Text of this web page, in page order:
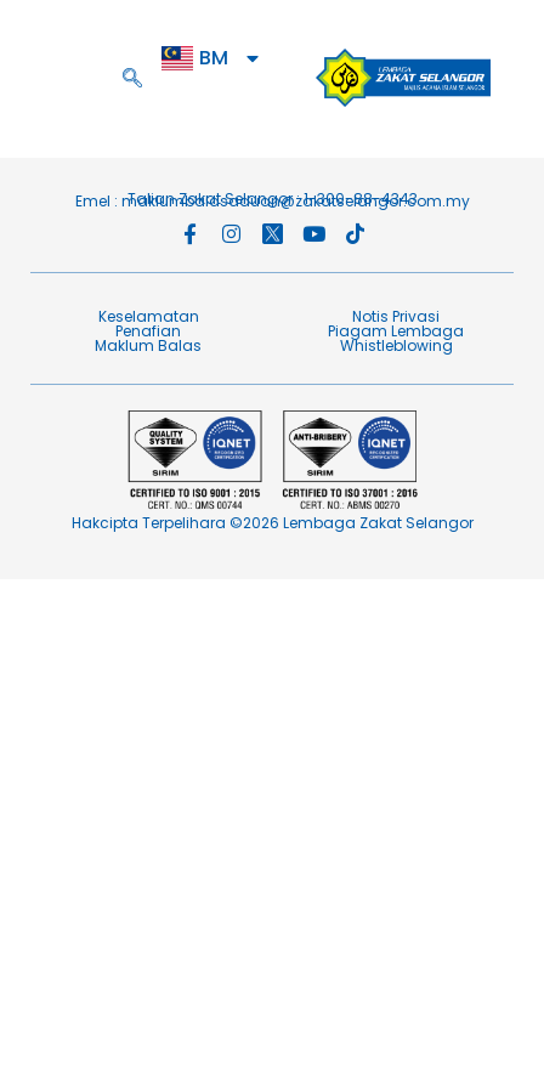
BM
EN
Talian Zakat Selangor : 1-300-88-4343
Emel : maklumbalasaduan@zakatselangor.com.my
Keselamatan Notis Privasi
Penafian​ Piagam Lembaga​
Maklum Balas​ Whistleblowing
Hakcipta Terpelihara ©2026 Lembaga Zakat Selangor